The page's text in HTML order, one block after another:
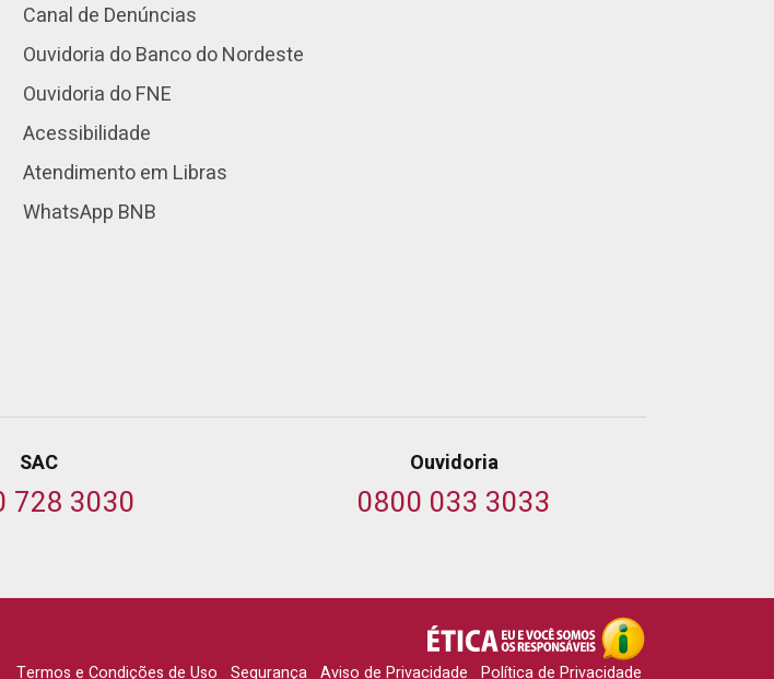
Canal de Denúncias
Ouvidoria do Banco do Nordeste
Ouvidoria do FNE
Acessibilidade
Atendimento em Libras
WhatsApp BNB
SAC
728 3030
Ouvidoria
0800 033 3033
Termos e Condições de Uso Segurança Aviso de Privacidade Política de Privacidade